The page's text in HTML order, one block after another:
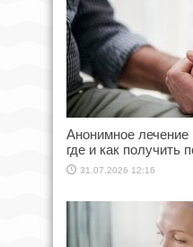
Анонимное
где и как получить
31.07.2026 12:16